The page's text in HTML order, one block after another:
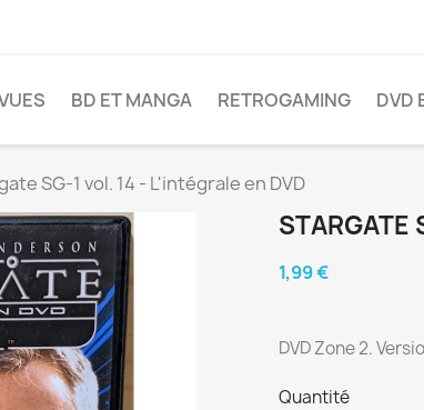
BD ET MANGA RETROGAMING DVD
SG-1 vol. 14 - L'intégrale en DVD
STARGATE
1,99 €
DVD Zone 2.
Quantité